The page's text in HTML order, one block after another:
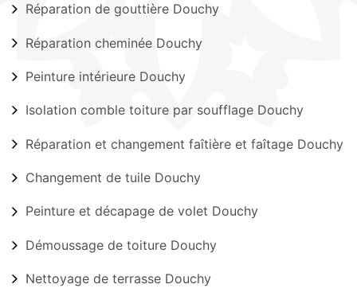
Réparation de gouttière Douchy
Réparation cheminée Douchy
Peinture intérieure Douchy
Isolation comble toiture par soufflage Douchy
Réparation et changement faîtière et faîtage Douchy
Changement de tuile Douchy
Peinture et décapage de volet Douchy
Démoussage de toiture Douchy
Nettoyage de terrasse Douchy